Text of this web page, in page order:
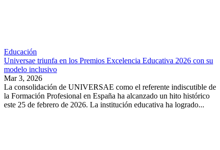
Educación
Universae triunfa en los Premios Excelencia Educativa 2026 con su
modelo inclusivo
Mar 3, 2026
La consolidación de UNIVERSAE como el referente indiscutible de
la Formación Profesional en España ha alcanzado un hito histórico
este 25 de febrero de 2026. La institución educativa ha logrado...